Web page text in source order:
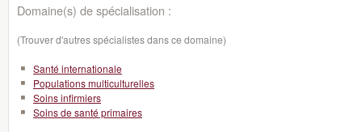
Domaine(s) de spécialisation :
(Trouver d'autres spécialistes dans ce domaine)
Santé internationale
Populations multiculturelles
Soins infirmiers
Soins de santé primaires